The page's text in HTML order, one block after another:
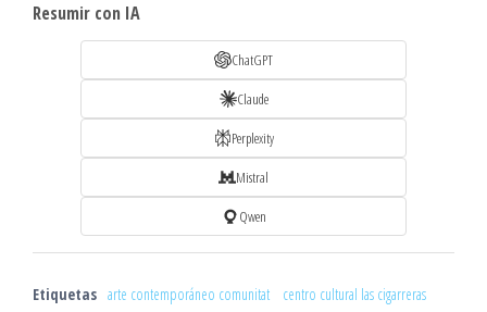
Resumir con IA
ChatGPT
Claude
Perplexity
Mistral
Qwen
Etiquetas arte contemporáneo comunitat
centro cultural las cigarreras